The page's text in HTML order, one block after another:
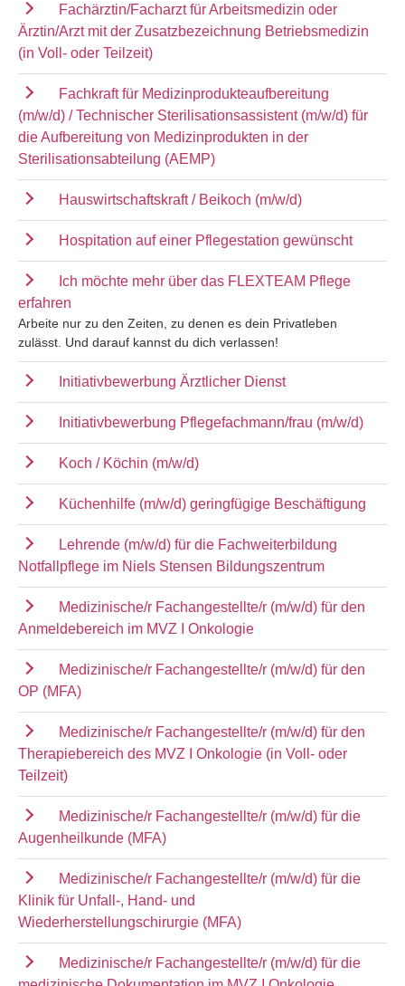
Fachärztin/Facharzt für Arbeitsmedizin oder
Ärztin/Arzt mit der Zusatzbezeichnung Betriebsmedizin
(in Voll- oder Teilzeit)
Fachkraft für Medizinprodukteaufbereitung
(m/w/d) / Technischer Sterilisationsassistent (m/w/d) für
die Aufbereitung von Medizinprodukten in der
Sterilisationsabteilung (AEMP)
Hauswirtschaftskraft / Beikoch (m/w/d)
Hospitation auf einer Pflegestation gewünscht
Ich möchte mehr über das FLEXTEAM Pflege
erfahren
Arbeite nur zu den Zeiten, zu denen es dein Privatleben
zulässt. Und darauf kannst du dich verlassen!
Initiativbewerbung Ärztlicher Dienst
Initiativbewerbung Pflegefachmann/frau (m/w/d)
Koch / Köchin (m/w/d)
Küchenhilfe (m/w/d) geringfügige Beschäftigung
Lehrende (m/w/d) für die Fachweiterbildung
Notfallpflege im Niels Stensen Bildungszentrum
Medizinische/r Fachangestellte/r (m/w/d) für den
Anmeldebereich im MVZ I Onkologie
Medizinische/r Fachangestellte/r (m/w/d) für den
OP (MFA)
Medizinische/r Fachangestellte/r (m/w/d) für den
Therapiebereich des MVZ I Onkologie (in Voll- oder
Teilzeit)
Medizinische/r Fachangestellte/r (m/w/d) für die
Augenheilkunde (MFA)
Medizinische/r Fachangestellte/r (m/w/d) für die
Klinik für Unfall-, Hand- und
Wiederherstellungschirurgie (MFA)
Medizinische/r Fachangestellte/r (m/w/d) für die